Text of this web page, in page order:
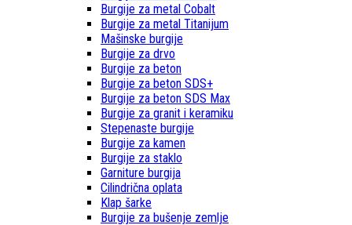
Burgije za metal Cobalt
Burgije za metal Titanijum
Mašinske burgije
Burgije za drvo
Burgije za beton
Burgije za beton SDS+
Burgije za beton SDS Max
Burgije za granit i keramiku
Stepenaste burgije
Burgije za kamen
Burgije za staklo
Garniture burgija
Cilindrična oplata
Klap šarke
Burgije za bušenje zemlje